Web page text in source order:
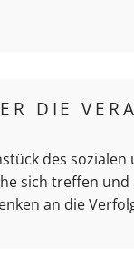
DIE
des
sich treffen und
an die